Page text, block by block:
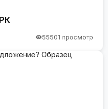
55501 просмотр